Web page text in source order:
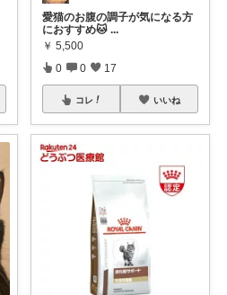
愛猫のお腹の調子が気になる方
におすすめ🐱 ...
￥ 5,500
0 0 17
コレ いいね